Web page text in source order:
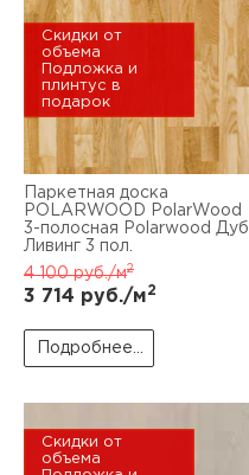
Скидки от
объема
Подложка и
плинтус в
подарок
Паркетная доска
POLARWOOD PolarWood
3-полосная Polarwood Дуб
Ливинг 3 пол.
4 100руб./м2
3 714 руб./м2
Подробнее...
Скидки от
объема